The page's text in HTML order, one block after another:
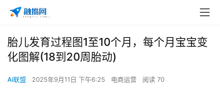
胎儿发育过程图1至10个月，每个月宝宝变
化图解(18到20周胎动)
Ai联盟 2025年9月11日 下午6:25 电商运营 阅读 70